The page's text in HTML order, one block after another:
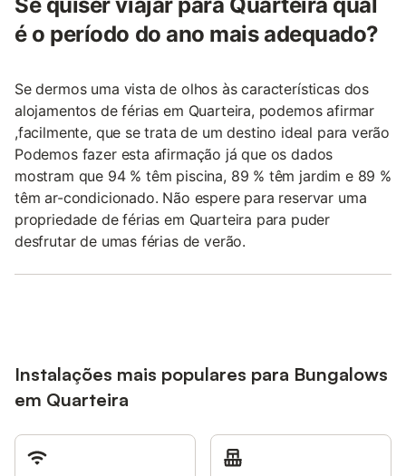
Se quiser viajar para Quarteira qual
é o período do ano mais adequado?
Se dermos uma vista de olhos às características dos
alojamentos de férias em Quarteira, podemos afirmar
,facilmente, que se trata de um destino ideal para verão
Podemos fazer esta afirmação já que os dados
mostram que 94 % têm piscina, 89 % têm jardim e 89 %
têm ar-condicionado. Não espere para reservar uma
propriedade de férias em Quarteira para puder
desfrutar de umas férias de verão.
Instalações mais populares para Bungalows
em Quarteira